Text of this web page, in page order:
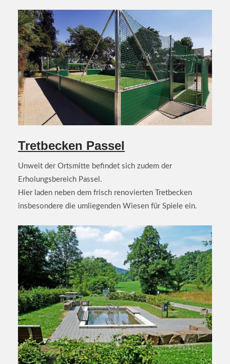
Tretbecken Passel
Unweit der Ortsmitte befindet sich zudem der
Erholungsbereich Passel.
Hier laden neben dem frisch renovierten Tretbecken
insbesondere die umliegenden Wiesen für Spiele ein.